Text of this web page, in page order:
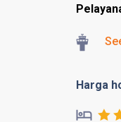
Harga